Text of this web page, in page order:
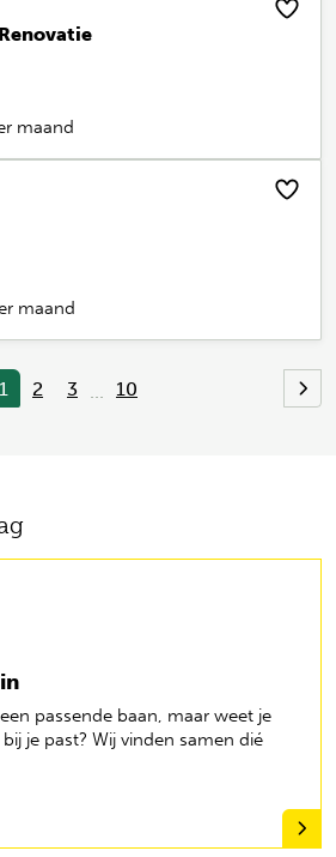
maand
maand
1 2 3 ... 10
passende baan, maar weet je
je past? Wij vinden samen dié